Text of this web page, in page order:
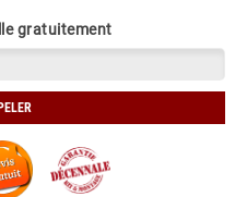
gratuitement